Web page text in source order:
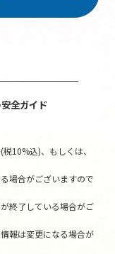
全ガイド
10%込)、もしくは、
場合がございますので
終了している場合がご
報は変更になる場合が